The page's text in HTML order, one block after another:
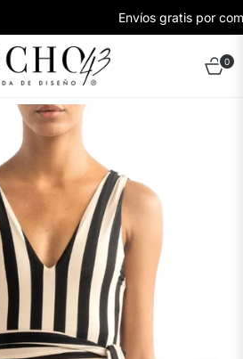
Envíos gratis por
Carrito
0